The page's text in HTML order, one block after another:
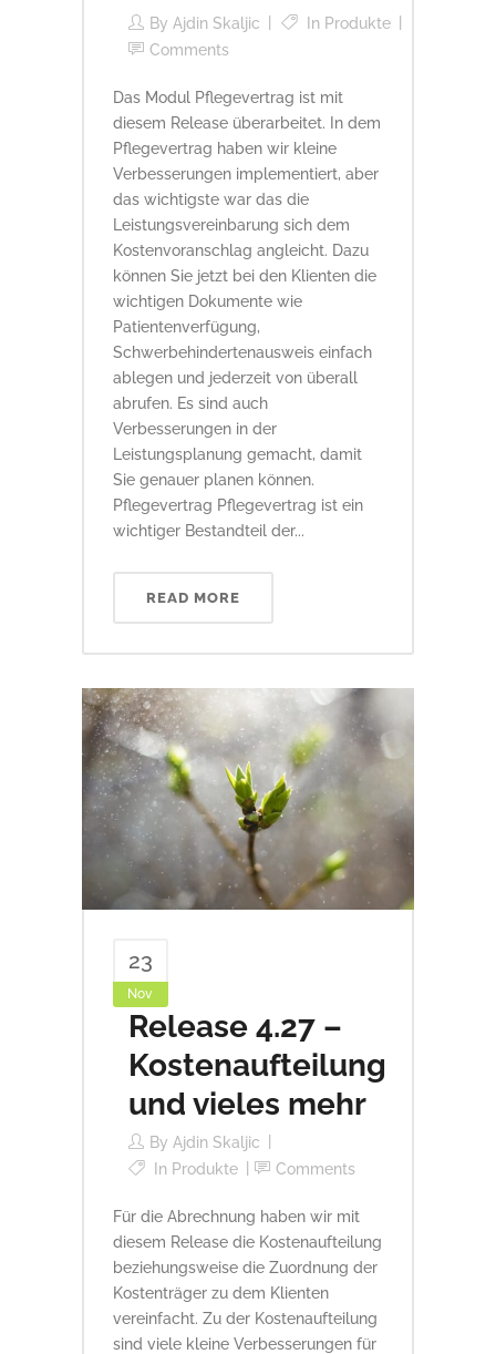
By Ajdin Skaljic In Produkte
Comments
Das Modul Pflegevertrag ist mit
diesem Release überarbeitet. In dem
Pflegevertrag haben wir kleine
Verbesserungen implementiert, aber
das wichtigste war das die
Leistungsvereinbarung sich dem
Kostenvoranschlag angleicht. Dazu
können Sie jetzt bei den Klienten die
wichtigen Dokumente wie
Patientenverfügung,
Schwerbehindertenausweis einfach
ablegen und jederzeit von überall
abrufen. Es sind auch
Verbesserungen in der
Leistungsplanung gemacht, damit
Sie genauer planen können.
Pflegevertrag Pflegevertrag ist ein
wichtiger Bestandteil der...
READ MORE
23
Nov
Release 4.27 –
Kostenaufteilung
und vieles mehr
By Ajdin Skaljic
In Produkte Comments
Für die Abrechnung haben wir mit
diesem Release die Kostenaufteilung
beziehungsweise die Zuordnung der
Kostenträger zu dem Klienten
vereinfacht. Zu der Kostenaufteilung
sind viele kleine Verbesserungen für